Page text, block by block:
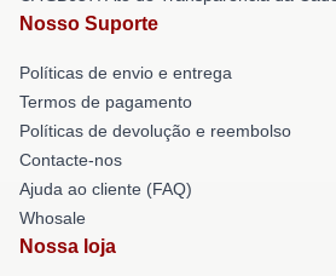
Nosso Suporte
Políticas de envio e entrega
Termos de pagamento
Políticas de devolução e reembolso
Contacte-nos
Ajuda ao cliente (FAQ)
Whosale
Nossa loja